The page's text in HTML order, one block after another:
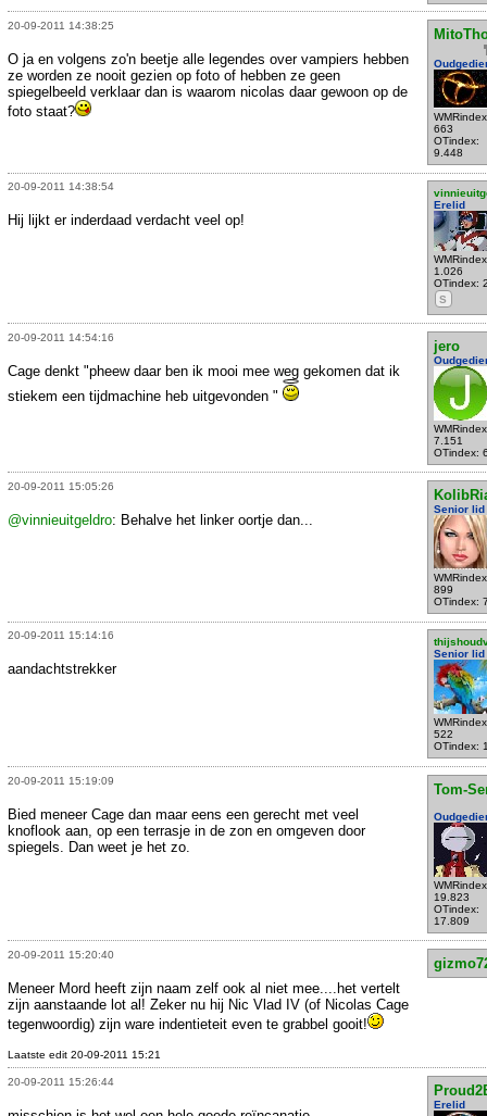
20-09-2011 14:38:25
663
OTindex:
9.448
O ja en volgens zo'n beetje alle legendes over vampiers hebben
ze worden ze nooit gezien op foto of hebben ze geen
spiegelbeeld verklaar dan is waarom nicolas daar gewoon op de
foto staat?
20-09-2011 14:38:54
Erelid
1.026
OTindex:
S
Hij lijkt er inderdaad verdacht veel op!
20-09-2011 14:54:16
jero
7.151
OTindex:
Cage denkt "pheew daar ben ik mooi mee weg gekomen dat ik
stiekem een tijdmachine heb uitgevonden "
20-09-2011 15:05:26
Senior lid
899
OTindex:
@vinnieuitgeldro: Behalve het linker oortje dan...
20-09-2011 15:14:16
Senior lid
522
OTindex:
aandachtstrekker
20-09-2011 15:19:09
Tom-
19.823
OTindex:
17.809
Bied meneer Cage dan maar eens een gerecht met veel
knoflook aan, op een terrasje in de zon en omgeven door
spiegels. Dan weet je het zo.
20-09-2011 15:20:40
Meneer Mord heeft zijn naam zelf ook al niet mee....het vertelt
zijn aanstaande lot al! Zeker nu hij Nic Vlad IV (of Nicolas Cage
tegenwoordig) zijn ware indentieteit even te grabbel gooit!
Laatste edit 20-09-2011 15:21
20-09-2011 15:26:44
Erelid